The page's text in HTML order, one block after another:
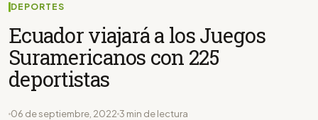
DEPORTES
Ecuador viajará a los Juegos
Suramericanos con 225
deportistas
06 de septiembre, 2022 3 min de lectura